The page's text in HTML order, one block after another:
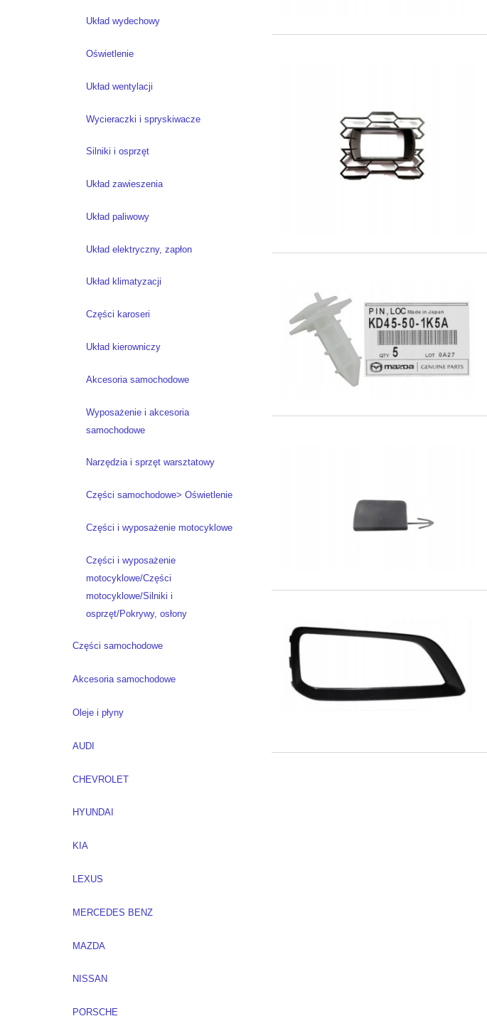
Układ wydechowy
Oświetlenie
Układ wentylacji
Wycieraczki i spryskiwacze
Silniki i osprzęt
Układ zawieszenia
Układ paliwowy
Układ elektryczny, zapłon
Układ klimatyzacji
Części karoseri
Układ kierowniczy
Akcesoria samochodowe
Wyposażenie i akcesoria
samochodowe
Narzędzia i sprzęt warsztatowy
Części samochodowe> Oświetlenie
Części i wyposażenie motocyklowe
Części i wyposażenie
motocyklowe/Części
motocyklowe/Silniki i
osprzęt/Pokrywy, osłony
Części samochodowe
Akcesoria samochodowe
Oleje i płyny
AUDI
CHEVROLET
HYUNDAI
KIA
LEXUS
MERCEDES BENZ
MAZDA
NISSAN
PORSCHE